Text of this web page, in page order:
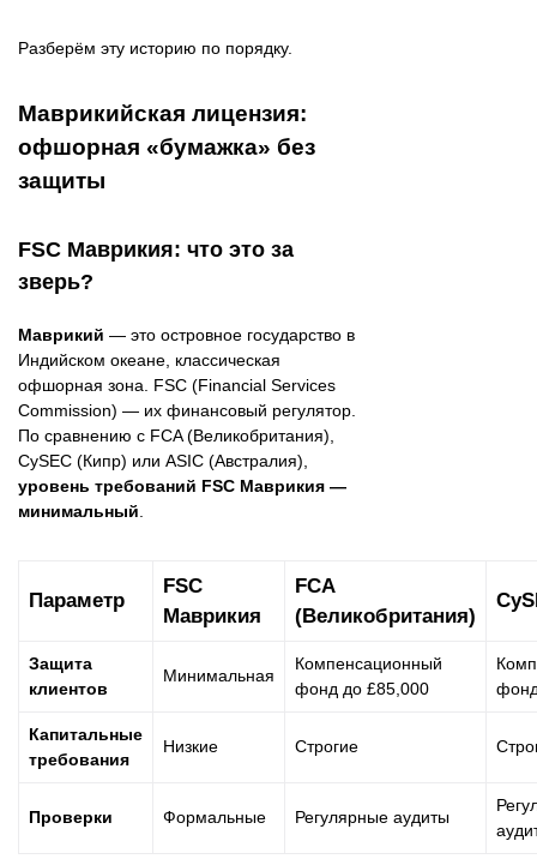
Разберём эту историю по порядку.
Маврикийская лицензия:
офшорная «бумажка» без
защиты
FSC Маврикия: что это за
зверь?
Маврикий — это островное государство в
Индийском океане, классическая
офшорная зона. FSC (Financial Services
Commission) — их финансовый регулятор.
По сравнению с FCA (Великобритания),
CySEC (Кипр) или ASIC (Австралия),
уровень требований FSC Маврикия —
минимальный
Параметр
FSC
Маврикия
FCA
(Великобритания)
Защита
клиентов
Минимальная
Компенсационный
фонд до £85,000
Капитальные
требования
Низкие Строгие
Проверки Формальные Регулярные аудиты